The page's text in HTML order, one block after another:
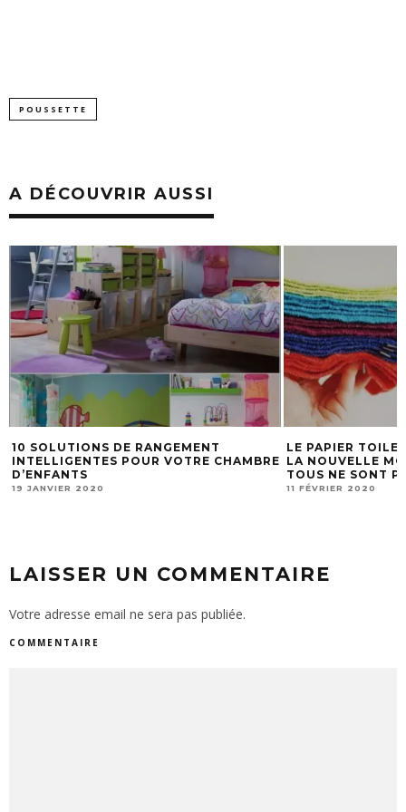
POUSSETTE
A DÉCOUVRIR AUSSI
LE PAPIER TOILETTE RÉUTILISABLE EST
LA NOUVELLE MODE À SUIVRE, MAIS
TOUS NE SONT PAS CONVAINCUS
11 FÉVRIER 2020
VOICI
À
JOURS !
29 FÉVRIER 2016
LAISSER UN COMMENTAIRE
Votre adresse email ne sera pas publiée.
COMMENTAIRE